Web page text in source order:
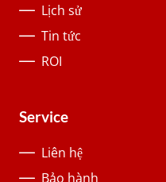
Lịch sử
Tin tức
ROI
Service
Liên hệ
Bảo hành